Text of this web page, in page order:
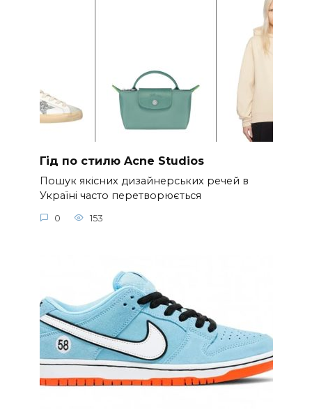
Гід по стилю Acne Studios
Пошук якісних дизайнерських речей в
Україні часто перетворюється
0 153